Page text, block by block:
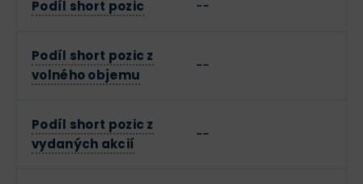
Podíl short pozic --
Podíl short pozic z
volného objemu
--
Podíl short pozic z
vydaných akcií
--